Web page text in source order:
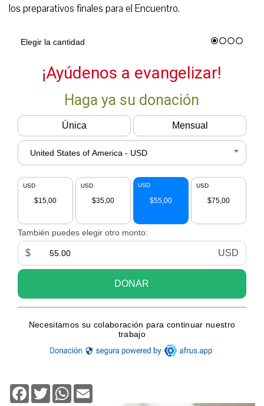
los preparativos finales para el Encuentro.
Facebook
TwitterWhatsApp